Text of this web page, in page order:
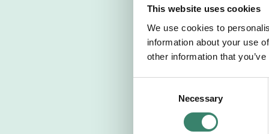
This website uses cookies
We use cookies to
information about your use
other information that
Necessary